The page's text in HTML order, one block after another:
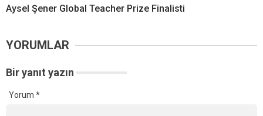
Aysel Şener Global Teacher Prize Finalisti
YORUMLAR
Bir yanıt yazın
Yorum *